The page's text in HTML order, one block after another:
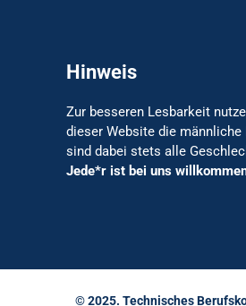
Hinweis
Zur besseren Lesbarkeit
dieser Website die männliche
sind dabei stets alle
Jede*r ist bei uns
© 2025. Technisches